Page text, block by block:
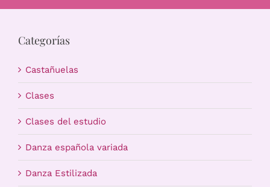
Estudio
Carrito
Categorías
Castañuelas
Clases
Clases del estudio
Danza española variada
Danza Estilizada